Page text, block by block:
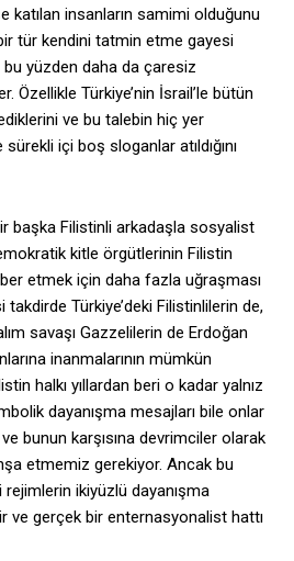
katılan insanların samimi olduğunu
tür kendini tatmin etme gayesi
yüzden daha da çaresiz
Özellikle Türkiye’nin İsrail’le bütün
ve bu talebin hiç yer
sürekli içi boş sloganlar atıldığını
başka Filistinli arkadaşla sosyalist
kitle örgütlerinin Filistin
etmek için daha fazla uğraşması
Türkiye’deki Filistinlilerin de,
savaşı Gazzelilerin de Erdoğan
inanmalarının mümkün
halkı yıllardan beri o kadar yalnız
dayanışma mesajları bile onlar
bunun karşısına devrimciler olarak
etmemiz gerekiyor. Ancak bu
ikiyüzlü dayanışma
ve gerçek bir enternasyonalist hattı